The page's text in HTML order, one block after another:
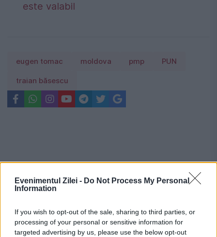
Evenimentul Zilei - Do Not Process My Personal
Information
If you wish to opt-out of the sale, sharing to third parties, or
processing of your personal or sensitive information for
targeted advertising by us, please use the below opt-out
este valabil
eugen tomac moldova pmp PUN
traian băsescu